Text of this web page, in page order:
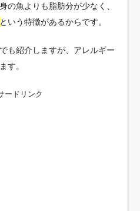
の魚よりも脂肪分が少なく、
という特徴があるからです。
も紹介しますが、アレルギー
す。
ードリンク